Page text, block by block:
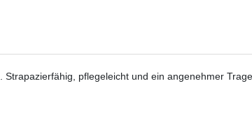
. Strapazierfähig, pflegeleicht und ein angenehmer